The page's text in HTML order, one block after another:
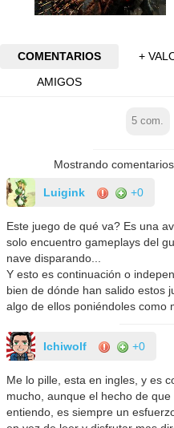
COMENTARIOS
+
AMIGOS
5 com.
Mostrando
Luigink +0
Este juego de qué va? Es una
solo encuentro gameplays del
nave disparando...
Y esto es continuación o
bien de dónde han salido estos
algo de ellos poniéndoles como
Ichiwolf +0
Me lo pille, esta en ingles, y es
mucho, aunque el hecho de
entiendo, es siempre un